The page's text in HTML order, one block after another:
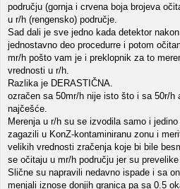
području (gornja i crvena boja brojeva
u r/h (rengensko) područje.
Sad dali je sve jedno kada detektor
jednostavno deo procedurre i potom
mr/h pošto vam je i preklopnik za to
vrednosti u r/h.
Razlika je DERASTIČNA.
ozračen sa 50mr/h nije isto što i sa 50r/h
najčešće.
Merenja u r/h su se izvodila samo i
zagazili u KonZ-kontaminiranu zonu i
velikih vrednosti zračenja koje bi bile
se očitaju u mr/h području jer su
Slične su napravili nedavno ispade i sa
menjali iznose donjih granica pa sa 0.5